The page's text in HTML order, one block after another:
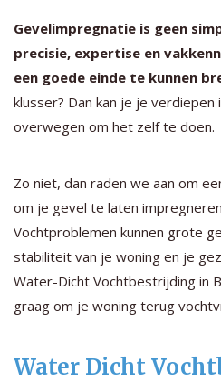
Gevelimpregnatie is geen
precisie, expertise en
een goede einde te kunnen
klusser? Dan kan je je verdiepen
overwegen om het zelf te doen.
Zo niet, dan raden we aan om
om je gevel te laten
Vochtproblemen kunnen grote
stabiliteit van je woning en je
Water-Dicht Vochtbestrijding in
graag om je woning terug
Water Dicht